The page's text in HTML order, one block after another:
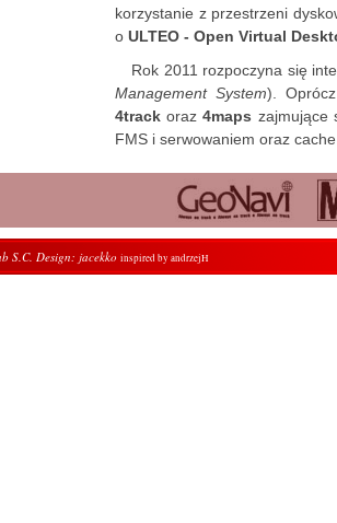
korzystanie z przestrzeni
o ULTEO - Open Virtual
Rok 2011 rozpoczyna się
Management System).
4track oraz4maps zajmujące
FMS i serwowaniem oraz
S.C. Design: jacekko inspired by andrzejH